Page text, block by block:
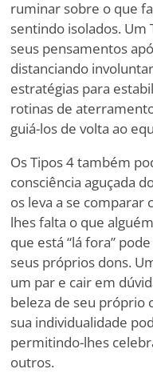
ruminar sobre o que
sentindo isolados.
seus pensamentos
distanciando
estratégias para
rotinas de
guiá-los de volta ao
Os Tipos 4 também
consciência aguçada
os leva a se comparar
lhes falta o que
que está “lá fora”
seus próprios dons.
um par e cair em
beleza de seu próprio
sua individualidade
permitindo-lhes
outros.